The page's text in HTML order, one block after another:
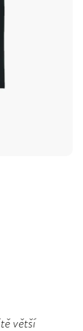
větší